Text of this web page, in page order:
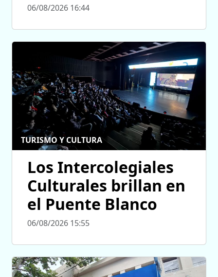
06/08/2026 16:44
TURISMO Y CULTURA
Los Intercolegiales
Culturales brillan en
el Puente Blanco
06/08/2026 15:55